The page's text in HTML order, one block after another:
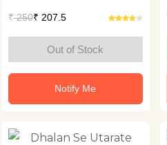
₹250₹ 207.5
Out of Stock
Notify Me